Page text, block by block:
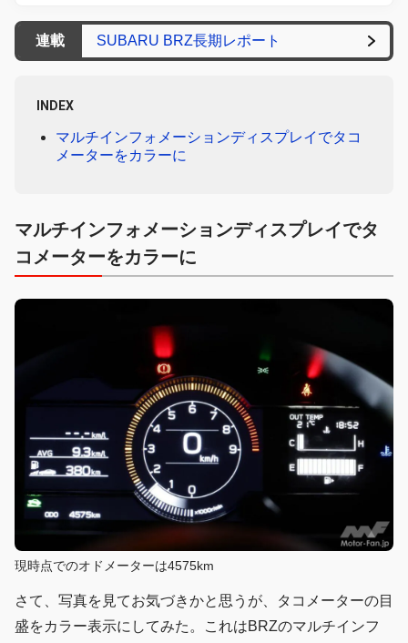
連載 SUBARU BRZ長期レポート
INDEX
マルチインフォメーションディスプレイでタコ
メーターをカラーに
マルチインフォメーションディスプレイでタ
コメーターをカラーに
現時点でのオドメーターは4575km
さて、写真を見てお気づきかと思うが、タコメーターの目
盛をカラー表示にしてみた。これはBRZのマルチインフ